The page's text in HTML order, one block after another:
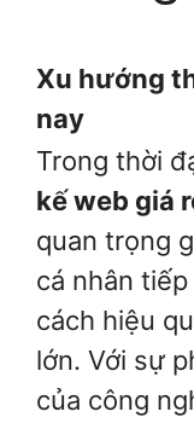
Xu hướng
nay
Trong thời
kế web giá
quan trọng
cá nhân
cách hiệu
lớn. Với sự
của công